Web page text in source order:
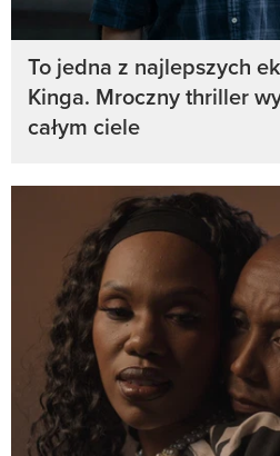
To jedna z najlepszych
Kinga. Mroczny thriller
całym ciele